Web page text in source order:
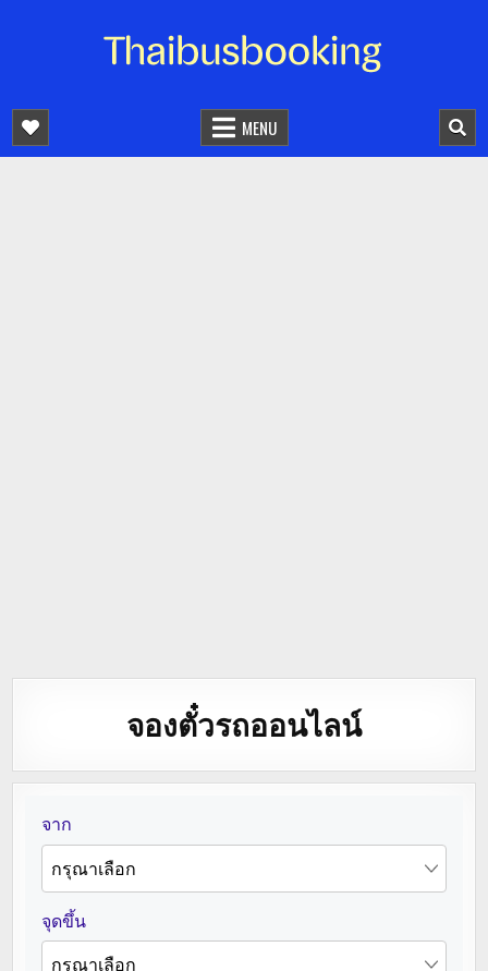
จองตั๋วรถออนไลน์ 24 ชั่วโมง
MENU
จองตั๋วรถออนไลน์